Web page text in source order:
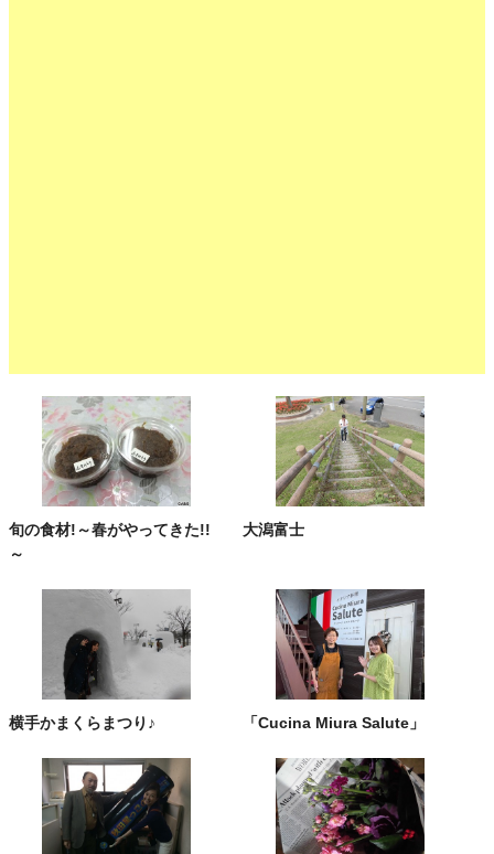
旬の食材!～春がやってきた!!
～
大潟富士
横手かまくらまつり♪ 「Cucina Miura Salute」